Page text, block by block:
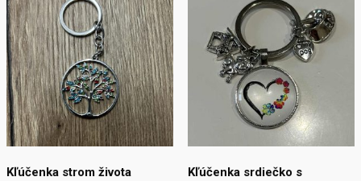
Kľúčenka strom života
Kľúčenka srdiečko s